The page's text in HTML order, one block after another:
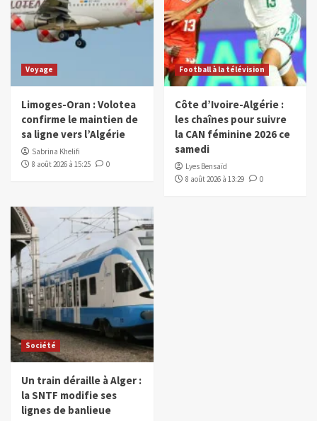
Voyage
Limoges-Oran : Volotea
confirme le maintien de
sa ligne vers l’Algérie
Sabrina Khelifi
8 août 2026 à 15:25
0
Football à la télévision
Côte d’Ivoire-Algérie :
les chaînes pour suivre
la CAN féminine 2026 ce
samedi
Lyes Bensaïd
8 août 2026 à 13:29
0
Société
Un train déraille à Alger :
la SNTF modifie ses
lignes de banlieue